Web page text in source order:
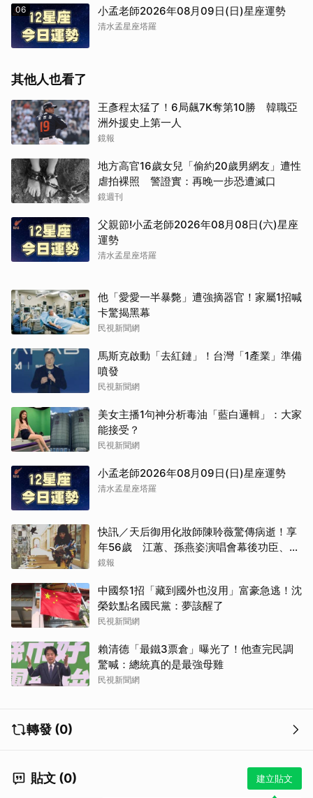
06 小孟老師2026年08月09日(日)星座運勢
清水孟星座塔羅
其他人也看了
王彥程太猛了！6局飆7K奪第10勝 韓職亞
洲外援史上第一人
鏡報
地方高官16歲女兒「偷約20歲男網友」遭性
虐拍裸照 警證實：再晚一步恐遭滅口
鏡週刊
父親節!小孟老師2026年08月08日(六)星座
運勢
清水孟星座塔羅
他「愛愛一半暴斃」遭強摘器官！家屬1招喊
卡驚揭黑幕
民視新聞網
馬斯克啟動「去紅鏈」！台灣「1產業」準備
噴發
民視新聞網
美女主播1句神分析毒油「藍白邏輯」：大家
能接受？
民視新聞網
小孟老師2026年08月09日(日)星座運勢
清水孟星座塔羅
快訊／天后御用化妝師陳聆薇驚傳病逝！享
年56歲 江蕙、孫燕姿演唱會幕後功臣、蔡
健雅崩潰難接受
鏡報
中國祭1招「藏到國外也沒用」富豪急逃！沈
榮欽點名國民黨：夢該醒了
民視新聞網
賴清德「最鐵3票倉」曝光了！他查完民調
驚喊：總統真的是最強母雞
民視新聞網
轉發 (0)
貼文 (0) 建立貼文